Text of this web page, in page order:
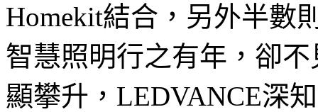
Homekit結合，另外半數
智慧照明行之有年，卻
顯攀升，LEDVANCE深